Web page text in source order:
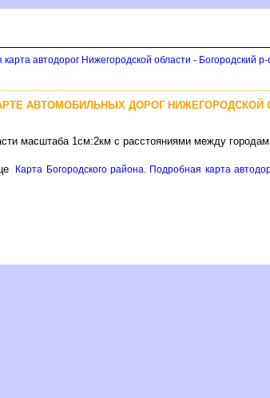
автодорог Нижегородской области - Богородский р-
АВТОМОБИЛЬНЫХ ДОРОГ НИЖЕГОРОДСКОЙ
масштаба 1см:2км с расстояниями между
Карта Богородского района. Подробная карта